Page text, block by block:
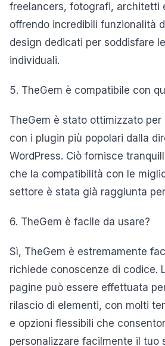
freelancers, fotografi, architetti
offrendo incredibili funzionalità
design dedicati per soddisfare
individuali.
5. TheGem è compatibile con
TheGem è stato ottimizzato
con i plugin più popolari dalla
WordPress. Ciò fornisce
che la compatibilità con le
settore è stata già raggiunta
6. TheGem è facile da usare?
Sì, TheGem è estremamente
richiede conoscenze di codice.
pagine può essere effettuata
rilascio di elementi, con molti
e opzioni flessibili che
personalizzare facilmente il tuo